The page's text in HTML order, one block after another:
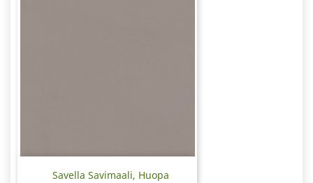
Savella Savimaali, Huopa